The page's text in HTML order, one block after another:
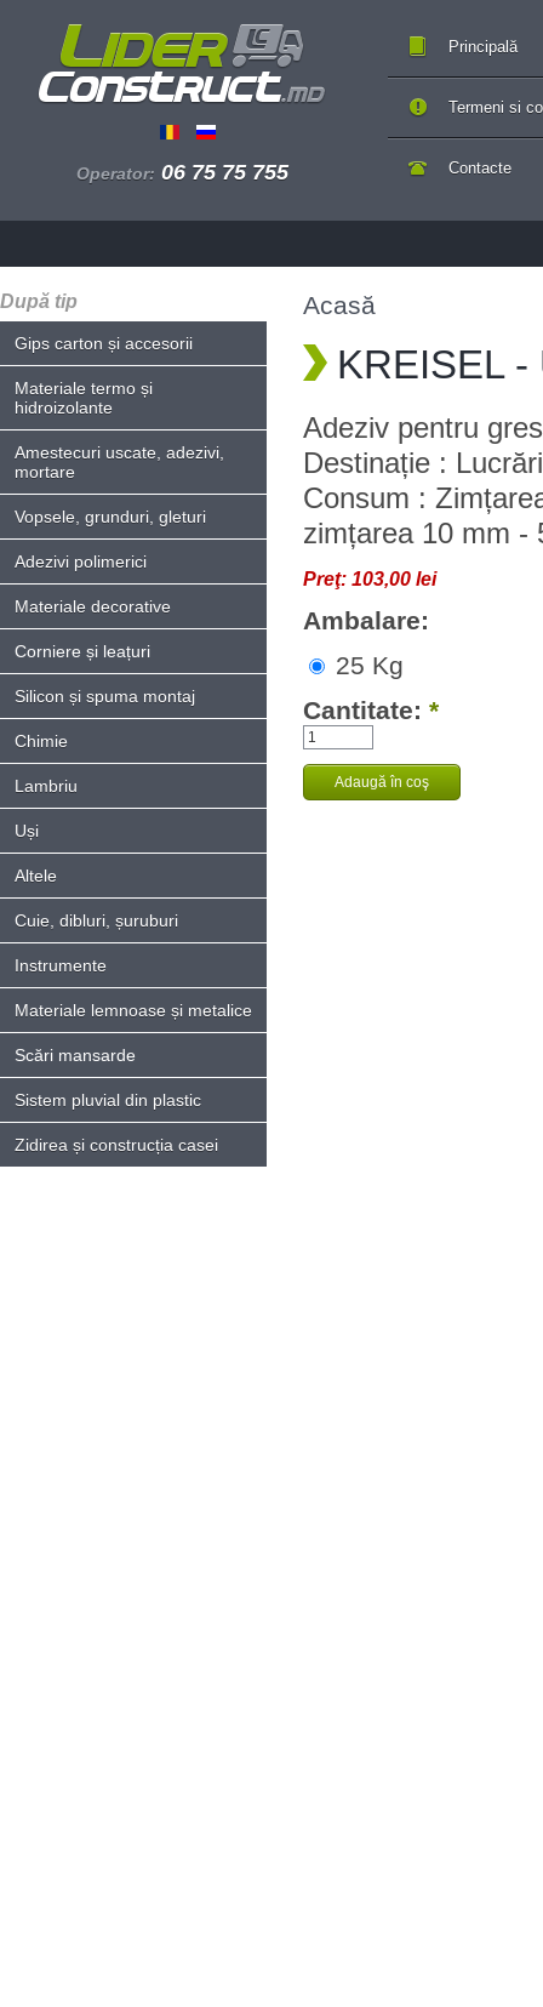
Operator: 06 75 75 755
Principală
Contacte
Termeni si
După tip
Gips carton și accesorii
Materiale termo și
hidroizolante
Amestecuri uscate, adezivi,
mortare
Vopsele, grunduri, gleturi
Adezivi polimerici
Materiale decorative
Corniere și leațuri
Silicon și spuma montaj
Chimie
Lambriu
Uși
Altele
Cuie, dibluri, șuruburi
Instrumente
Materiale lemnoase și metalice
Scări mansarde
Sistem pluvial din plastic
Zidirea și construcția casei
Acasă
KREISEL -
Adeziv pentru
Destinație :
Consum :
zimțarea 10 mm -
Preţ: 103,00 lei
Ambalare:
25 Kg
Cantitate: *